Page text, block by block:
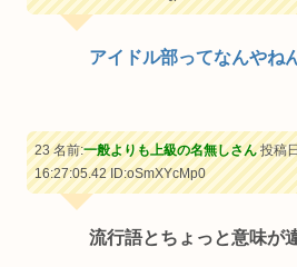
アイドル部ってなんやね
23 名前:一般よりも上級の名無しさん投稿
16:27:05.42ID:oSmXYcMp0
流行語とちょっと意味が